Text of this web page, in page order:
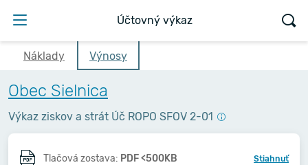
Účtovný výkaz
Náklady Výnosy
Obec Sielnica
Výkaz ziskov a strát Úč ROPO SFOV 2-01
Tlačová zostava: PDF <500KB Stiahnuť